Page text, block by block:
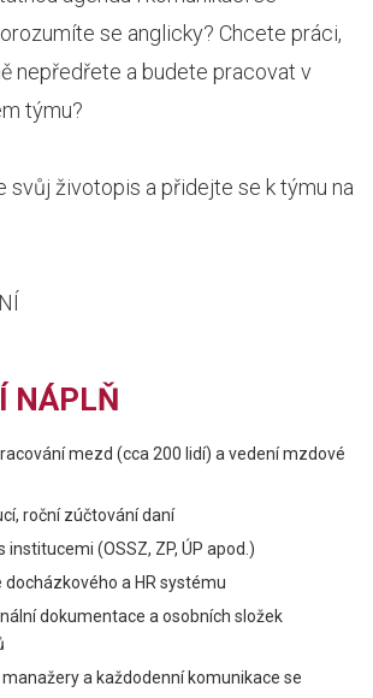
se anglicky? Chcete práci,
nepředřete a budete pracovat v
týmu?
svůj životopis a přidejte se k týmu na
NÁPLŇ
mezd (cca 200 lidí) a vedení mzdové
roční zúčtování daní
institucemi (OSSZ, ZP, ÚP apod.)
a HR systému
dokumentace a osobních složek
a každodenní komunikace se